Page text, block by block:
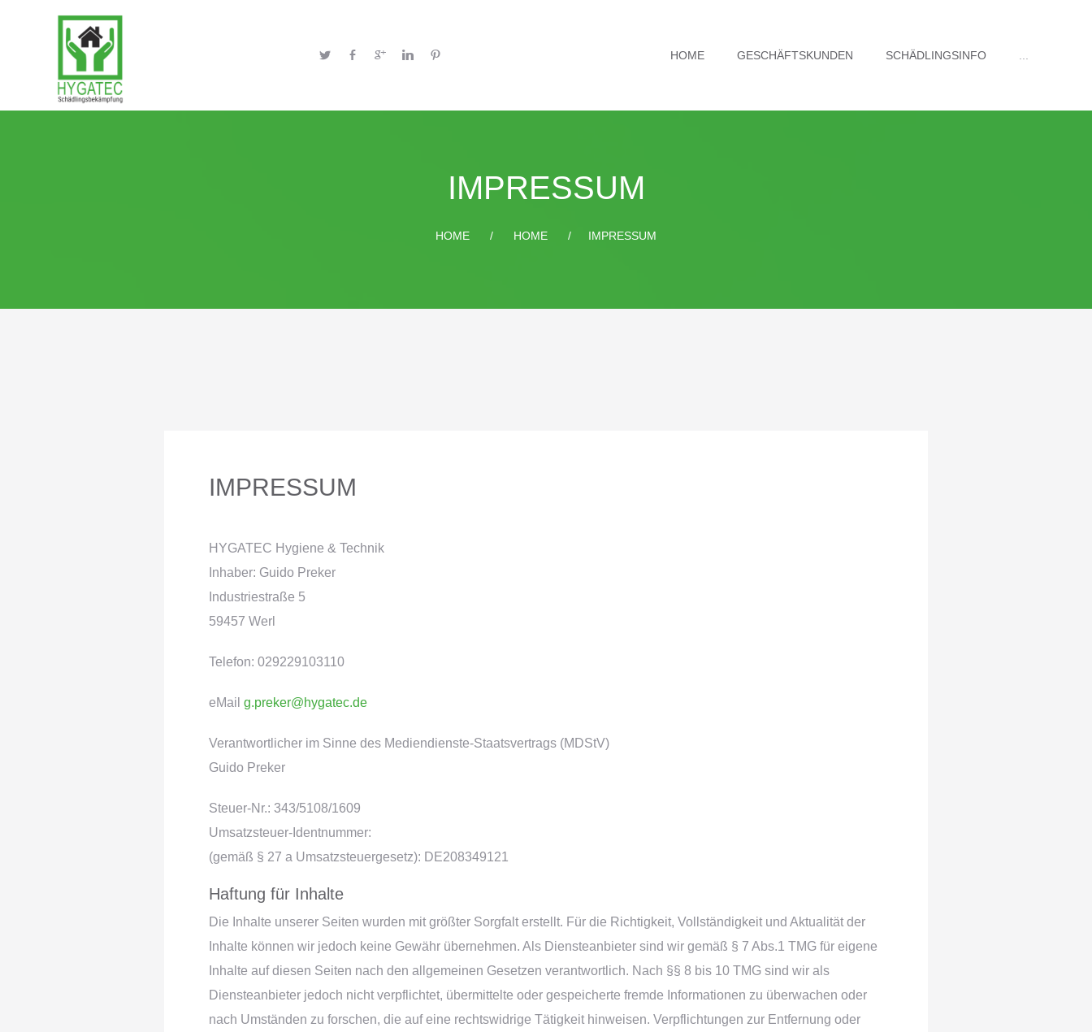
HOME GESCHÄFTSKUNDEN SCHÄDLINGSINFO
IMPRESSUM
HOME HOME IMPRESSUM
IMPRESSUM
HYGATEC Hygiene & Technik
Inhaber: Guido Preker
Industriestraße 5
59457 Werl
Telefon: 029229103110
eMail g.preker@hygatec.de
Verantwortlicher im Sinne des Mediendienste-Staatsvertrags (MDStV)
Guido Preker
Steuer-Nr.: 343/5108/1609
Umsatzsteuer-Identnummer:
(gemäß § 27 a Umsatzsteuergesetz): DE208349121
Haftung für Inhalte
Die Inhalte unserer Seiten wurden mit größter Sorgfalt erstellt. Für die Richtigkeit, Vollständigkeit und Aktualität der
Inhalte können wir jedoch keine Gewähr übernehmen. Als Diensteanbieter sind wir gemäß § 7 Abs.1 TMG für eigene
Inhalte auf diesen Seiten nach den allgemeinen Gesetzen verantwortlich. Nach §§ 8 bis 10 TMG sind wir als
Diensteanbieter jedoch nicht verpflichtet, übermittelte oder gespeicherte fremde Informationen zu überwachen oder
nach Umständen zu forschen, die auf eine rechtswidrige Tätigkeit hinweisen. Verpflichtungen zur Entfernung oder